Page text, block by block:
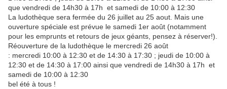
que vendredi de 14h30 à 17h et samedi de 10:00 à 12:30
La ludothèque sera fermée du 26 juillet au 25 aout. Mais une
ouverture spéciale est prévue le samedi 1er août (notamment
pour les emprunts et retours de jeux géants, pensez à réserver!).
Réouverture de la ludothèque le mercredi 26 août
: mercredi 10:00 à 12:30 et de 14:30 à 17:30 ; jeudi de 10:00 à
12:30 et de 14:30 à 17:00 ainsi que vendredi de 14h30 à 17h et
samedi de 10:00 à 12:30
bel été à tous !